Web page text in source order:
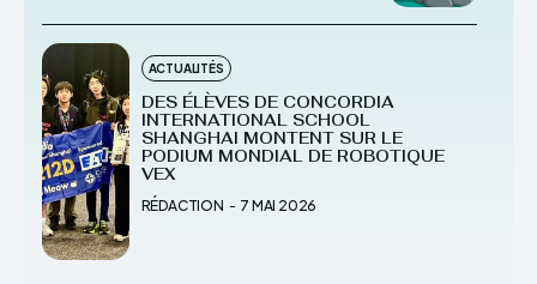
ACTUALITÉS
DES ÉLÈVES DE CONCORDIA
INTERNATIONAL SCHOOL
SHANGHAI MONTENT SUR LE
PODIUM MONDIAL DE ROBOTIQUE
VEX
RÉDACTION - 7 MAI 2026